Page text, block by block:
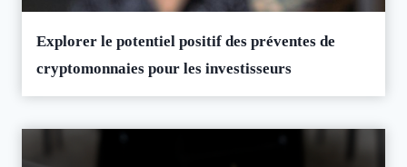
Explorer le potentiel positif des préventes de
cryptomonnaies pour les investisseurs